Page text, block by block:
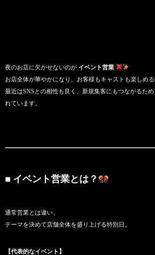
夜のお店に欠かせないのが イベント営業
お店全体が華やかになり、お客様もキャストも楽しめる
最近はSNSとの相性も良く、新規集客にもつながるた
れています。
■ イベント営業とは？
通常営業とは違い、
テーマを決めて店舗全体を盛り上げる特別日。
【代表的なイベント】